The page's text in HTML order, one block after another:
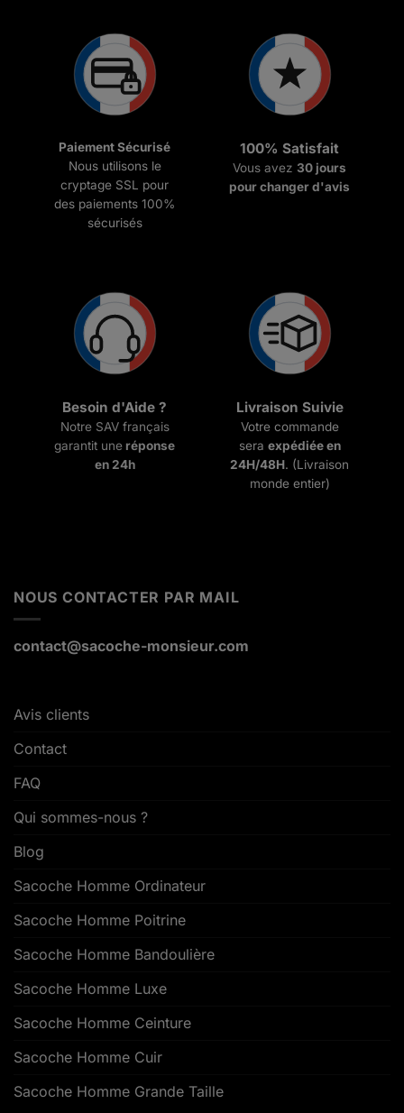
Paiement Sécurisé
Nous utilisons le
cryptage SSL pour
des paiements 100%
sécurisés
100% Satisfait
Vous avez 30 jours
pour changer d'avis
Besoin d'Aide ?
Notre SAV français
garantit une réponse
en 24h
Livraison Suivie
Votre commande
sera expédiée en
24H/48H. (Livraison
monde entier)
NOUS CONTACTER PAR MAIL
contact@sacoche-monsieur.com
Avis clients
Contact
FAQ
Qui sommes-nous ?
Blog
Sacoche Homme Ordinateur
Sacoche Homme Poitrine
Sacoche Homme Bandoulière
Sacoche Homme Luxe
Sacoche Homme Ceinture
Sacoche Homme Cuir
Sacoche Homme Grande Taille